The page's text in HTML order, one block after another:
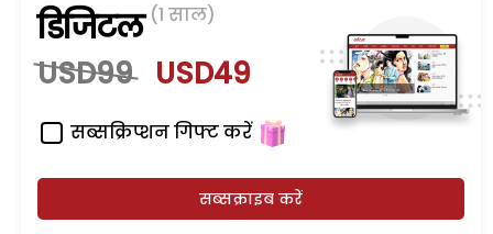
डिजिटल (1 साल)
USD99 USD49
सब्सक्रिप्शन गिफ्ट करें
सब्सक्राइब करें